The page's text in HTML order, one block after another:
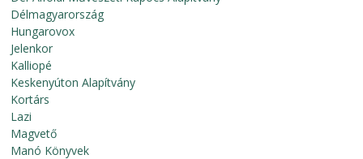
Délmagyarország
Hungarovox
Jelenkor
Kalliopé
Keskenyúton Alapítvány
Kortárs
Lazi
Magvető
Manó Könyvek